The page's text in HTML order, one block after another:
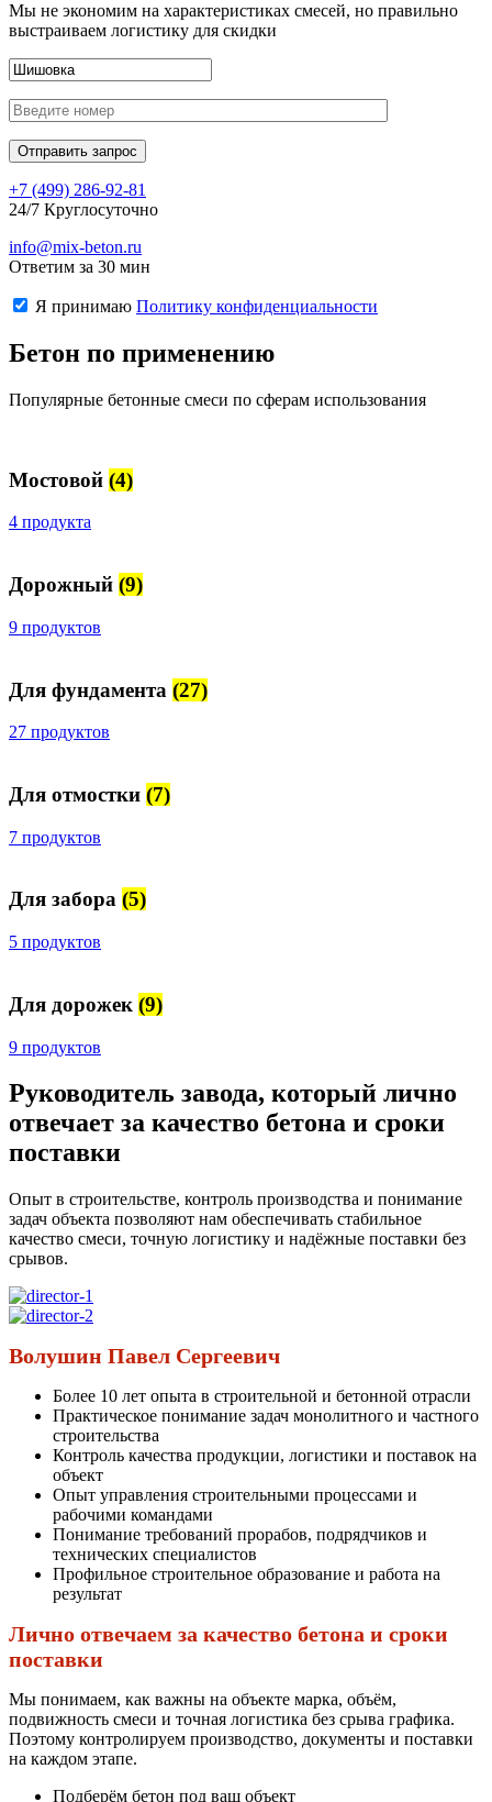
Мы не экономим на характеристиках смесей, но правильно
выстраиваем логистику для скидки
+7 (499) 286-92-81
24/7 Круглосуточно
info@mix-beton.ru
Ответим за 30 мин
Я принимаю Политику конфиденциальности
Бетон по применению
Популярные бетонные смеси по сферам использования
Мостовой (4)
4 продукта
Дорожный (9)
9 продуктов
Для фундамента (27)
27 продуктов
Для отмостки (7)
7 продуктов
Для забора (5)
5 продуктов
Для дорожек (9)
9 продуктов
Руководитель завода, который лично
отвечает за качество бетона и сроки
поставки
Опыт в строительстве, контроль производства и понимание
задач объекта позволяют нам обеспечивать стабильное
качество смеси, точную логистику и надёжные поставки без
срывов.
Волушин Павел Сергеевич
Более 10 лет опыта в строительной и бетонной отрасли
Практическое понимание задач монолитного и частного
строительства
Контроль качества продукции, логистики и поставок на
объект
Опыт управления строительными процессами и
рабочими командами
Понимание требований прорабов, подрядчиков и
технических специалистов
Профильное строительное образование и работа на
результат
Лично отвечаем за качество бетона и сроки
поставки
Мы понимаем, как важны на объекте марка, объём,
подвижность смеси и точная логистика без срыва графика.
Поэтому контролируем производство, документы и поставки
на каждом этапе.
Подберём бетон под ваш объект